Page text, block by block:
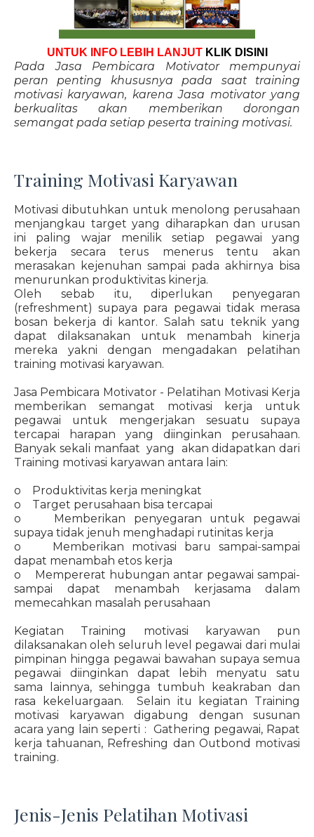
UNTUK INFO LEBIH LANJUT KLIK DISINI
Pada Jasa Pembicara Motivator mempunyai
peran penting khususnya pada saat training
motivasi karyawan, karena Jasa motivator yang
berkualitas akan memberikan dorongan
semangat pada setiap peserta training motivasi.
Training Motivasi Karyawan
Motivasi dibutuhkan untuk menolong perusahaan
menjangkau target yang diharapkan dan urusan
ini paling wajar menilik setiap pegawai yang
bekerja secara terus menerus tentu akan
merasakan kejenuhan sampai pada akhirnya bisa
menurunkan produktivitas kinerja.
Oleh sebab itu, diperlukan penyegaran
(refreshment) supaya para pegawai tidak merasa
bosan bekerja di kantor. Salah satu teknik yang
dapat dilaksanakan untuk menambah kinerja
mereka yakni dengan mengadakan pelatihan
training motivasi karyawan.
Jasa Pembicara Motivator - Pelatihan Motivasi Kerja
memberikan semangat motivasi kerja untuk
pegawai untuk mengerjakan sesuatu supaya
tercapai harapan yang diinginkan perusahaan.
Banyak sekali manfaat yang akan didapatkan dari
Training motivasi karyawan antara lain:
o Produktivitas kerja meningkat
o Target perusahaan bisa tercapai
o Memberikan penyegaran untuk pegawai
supaya tidak jenuh menghadapi rutinitas kerja
o Memberikan motivasi baru sampai-sampai
dapat menambah etos kerja
o Mempererat hubungan antar pegawai sampai-
sampai dapat menambah kerjasama dalam
memecahkan masalah perusahaan
Kegiatan Training motivasi karyawan pun
dilaksanakan oleh seluruh level pegawai dari mulai
pimpinan hingga pegawai bawahan supaya semua
pegawai diinginkan dapat lebih menyatu satu
sama lainnya, sehingga tumbuh keakraban dan
rasa kekeluargaan. Selain itu kegiatan Training
motivasi karyawan digabung dengan susunan
acara yang lain seperti : Gathering pegawai, Rapat
kerja tahuanan, Refreshing dan Outbond motivasi
training.
Jenis-Jenis Pelatihan Motivasi